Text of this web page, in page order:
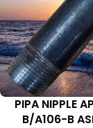
PIPA NIPPLE
B/A106-B